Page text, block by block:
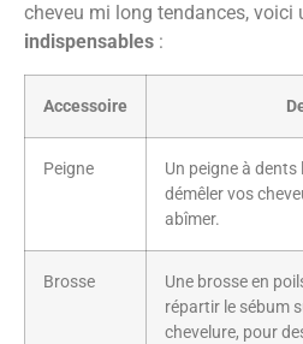
cheveu mi long tendances, voici
indispensables :
Accessoire
Peigne
Un peigne à
démêler vos
abîmer.
Brosse
Une brosse en
répartir le sébum
chevelure, pour